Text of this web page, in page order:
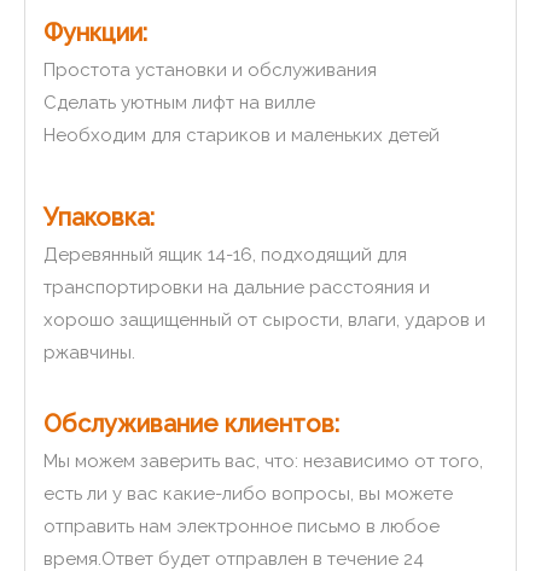
Функции:
Простота установки и обслуживания
Сделать уютным лифт на вилле
Необходим для стариков и маленьких детей
Упаковка:
Деревянный ящик 14-16, подходящий для
транспортировки на дальние расстояния и
хорошо защищенный от сырости, влаги, ударов и
ржавчины.
Обслуживание клиентов:
Мы можем заверить вас, что: независимо от того,
есть ли у вас какие-либо вопросы, вы можете
отправить нам электронное письмо в любое
время.Ответ будет отправлен в течение 24